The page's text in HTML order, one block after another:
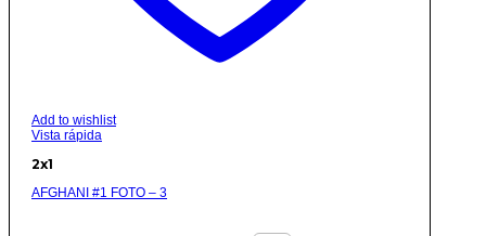
Add to wishlist
Vista rápida
2x1
AFGHANI #1 FOTO – 3